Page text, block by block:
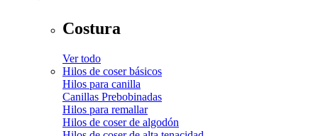
Costura
Ver todo
Hilos de coser básicos
Hilos para canilla
Canillas Prebobinadas
Hilos para remallar
Hilos de coser de algodón